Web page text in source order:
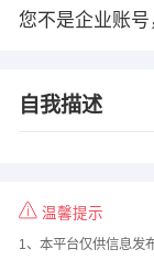
您不是企业账
自我描述
温馨提示
1、本平台仅供信息发